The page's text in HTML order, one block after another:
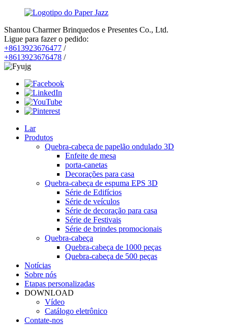
Shantou Charmer Brinquedos e Presentes Co., Ltd.
Ligue para fazer o pedido:
+8613923676477 /
+8613923676478 /
Lar
Produtos
Quebra-cabeça de papelão ondulado 3D
Enfeite de mesa
porta-canetas
Decorações para casa
Quebra-cabeça de espuma EPS 3D
Série de Edifícios
Série de veículos
Série de decoração para casa
Série de Festivais
Série de brindes promocionais
Quebra-cabeça
Quebra-cabeça de 1000 peças
Quebra-cabeça de 500 peças
Notícias
Sobre nós
Etapas personalizadas
DOWNLOAD
Vídeo
Catálogo eletrônico
Contate-nos